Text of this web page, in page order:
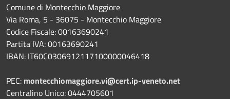
Comune di Montecchio Maggiore
Via Roma, 5 - 36075 - Montecchio Maggiore
Codice Fiscale: 00163690241
Partita IVA: 00163690241
IBAN: IT60C0306912117100000046418
PEC: montecchiomaggiore.vi@cert.ip-veneto.net
Centralino Unico: 0444705601